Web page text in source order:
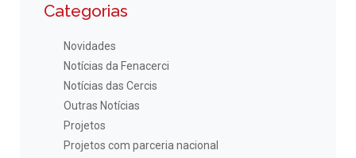
Categorias
Novidades
Notícias da Fenacerci
Notícias das Cercis
Outras Notícias
Projetos
Projetos com parceria nacional